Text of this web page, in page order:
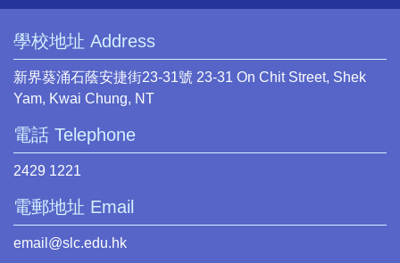
學校地址 Address
新界葵涌石蔭安捷街23-31號 23-31 On Chit Street, Shek
Yam, Kwai Chung, NT
電話 Telephone
2429 1221
電郵地址 Email
email@slc.edu.hk